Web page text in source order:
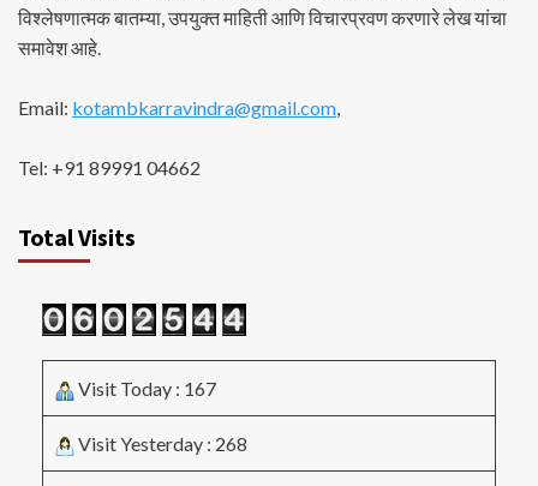
विश्लेषणात्मक बातम्या, उपयुक्त माहिती आणि विचारप्रवण करणारे लेख यांचा
समावेश आहे.
Email: kotambkarravindra@gmail.com
Tel: +91 89991 04662
Total Visits
Visit Today : 167
Visit Yesterday : 268